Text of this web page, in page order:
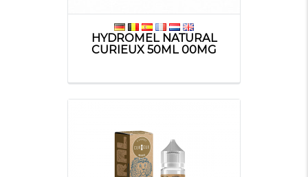
HYDROMEL NATURAL
CURIEUX 50ML 00MG